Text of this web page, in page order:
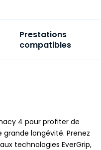
Prestations
compatibles
4 pour profiter de
longévité. Prenez
technologies EverGrip,